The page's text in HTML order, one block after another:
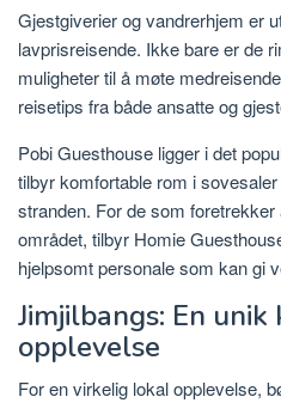
Gjestgiverier og vandrerhjem er
lavprisreisende. Ikke bare er de
muligheter til å møte
reisetips fra både ansatte og
Pobi Guesthouse ligger i det
tilbyr komfortable rom i
stranden. For de som
området, tilbyr Homie
hjelpsomt personale som kan gi
Jimjilbangs: En unik
opplevelse
For en virkelig lokal opplevelse,